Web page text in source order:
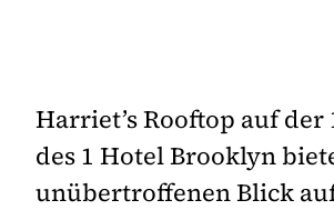
Harriet’s Rooftop auf der
des 1 Hotel Brooklyn
unübertroffenen Blick